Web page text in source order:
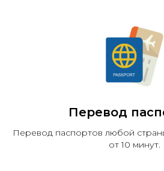
Перевод
Перевод паспортов любой
от 10 минут.